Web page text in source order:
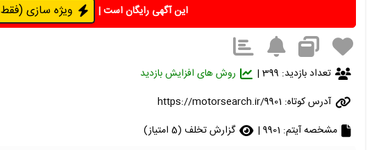
این آگهی رایگان است| ویژه سازی (فقط 50 هزار تومان)
تعداد بازدید: 399 |
روش های افزایش بازدید
آدرس کوتاه: https://motorsearch.ir/9901
مشخصه آیتم: 9901 |
گزارش تخلف (5 امتیاز)